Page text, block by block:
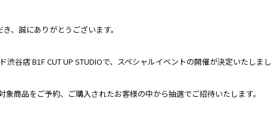
、誠にありがとうございます。
渋谷店 B1F CUT UP STUDIOで、スペシャルイベントの開催が決定いたしま
商品をご予約、ご購入されたお客様の中から抽選でご招待いたします。